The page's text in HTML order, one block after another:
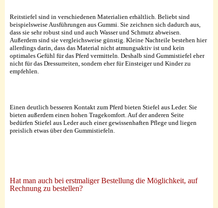
Reitstiefel sind in verschiedenen Materialien erhältlich. Beliebt sind
beispielsweise Ausführungen aus Gummi. Sie zeichnen sich dadurch aus,
dass sie sehr robust sind und auch Wasser und Schmutz abweisen.
Außerdem sind sie vergleichsweise günstig. Kleine Nachteile bestehen hier
allerdings darin, dass das Material nicht atmungsaktiv ist und kein
optimales Gefühl für das Pferd vermitteln. Deshalb sind Gummistiefel eher
nicht für das Dressurreiten, sondern eher für Einsteiger und Kinder zu
empfehlen.
Einen deutlich besseren Kontakt zum Pferd bieten Stiefel aus Leder. Sie
bieten außerdem einen hohen Tragekomfort. Auf der anderen Seite
bedürfen Stiefel aus Leder auch einer gewissenhaften Pflege und liegen
preislich etwas über den Gummistiefeln.
Hat man auch bei erstmaliger Bestellung die Möglichkeit, auf
Rechnung zu bestellen?